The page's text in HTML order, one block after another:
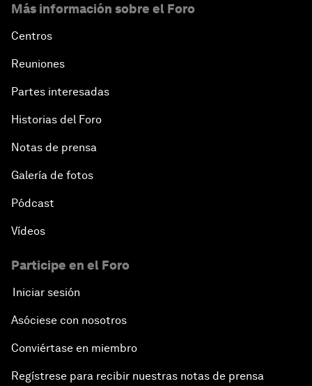
Más información sobre el Foro
Centros
Reuniones
Partes interesadas
Historias del Foro
Notas de prensa
Galería de fotos
Pódcast
Vídeos
Participe en el Foro
Iniciar sesión
Asóciese con nosotros
Conviértase en miembro
Regístrese para recibir nuestras notas de prensa